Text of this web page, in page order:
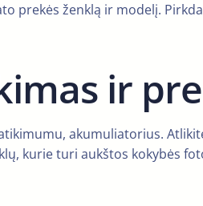
prekės ženklą ir modelį.
ir
akumuliatorius.
kurie turi aukštos kokybės